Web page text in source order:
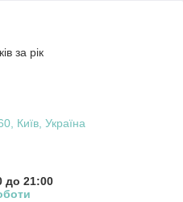
за рік
Київ, Україна
до 21:00